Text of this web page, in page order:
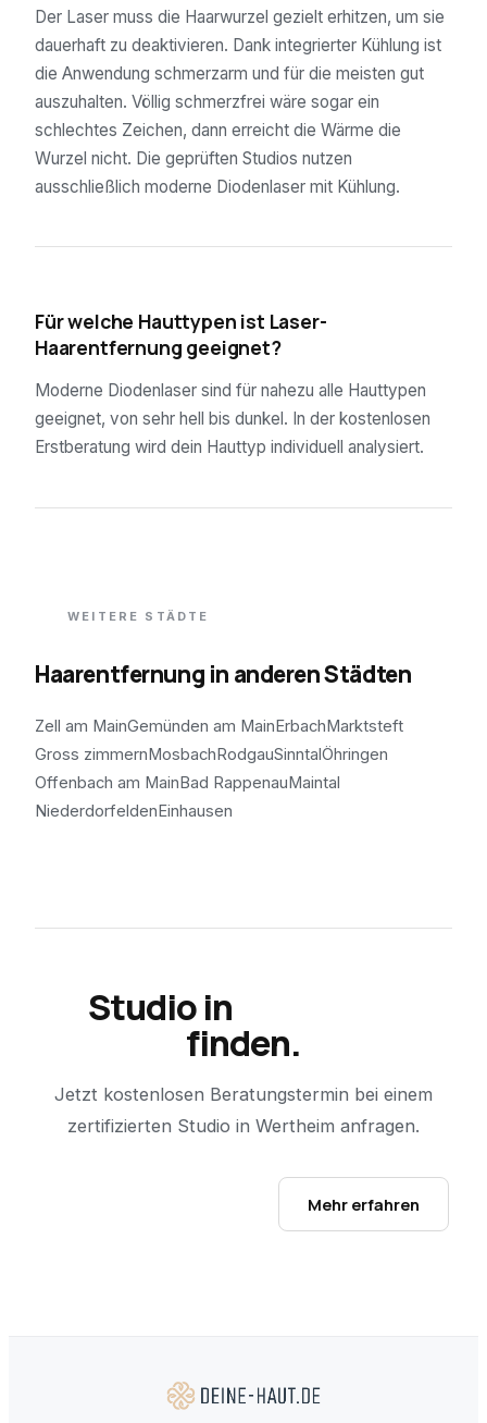
Der Laser muss die Haarwurzel gezielt erhitzen, um sie
dauerhaft zu deaktivieren. Dank integrierter Kühlung ist
die Anwendung schmerzarm und für die meisten gut
auszuhalten. Völlig schmerzfrei wäre sogar ein
schlechtes Zeichen, dann erreicht die Wärme die
Wurzel nicht. Die geprüften Studios nutzen
ausschließlich moderne Diodenlaser mit Kühlung.
Für welche Hauttypen ist Laser-
Haarentfernung geeignet?
Moderne Diodenlaser sind für nahezu alle Hauttypen
geeignet, von sehr hell bis dunkel. In der kostenlosen
Erstberatung wird dein Hauttyp individuell analysiert.
WEITERE STÄDTE
Haarentfernung in anderen Städten
Zell am MainGemünden am MainErbachMarktsteft
Gross zimmernMosbachRodgauSinntalÖhringen
Offenbach am MainBad RappenauMaintal
NiederdorfeldenEinhausen
Studio in
finden.
Jetzt kostenlosen Beratungstermin bei einem
zertifizierten Studio in Wertheim anfragen.
Mehr erfahren